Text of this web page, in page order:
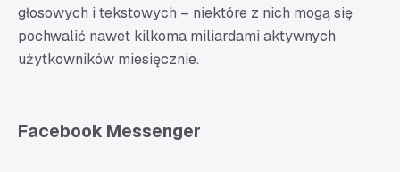
głosowych i tekstowych – niektóre z nich mogą się
pochwalić nawet kilkoma miliardami aktywnych
użytkowników miesięcznie.
Facebook Messenger